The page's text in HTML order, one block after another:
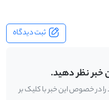
ثبت دیدگاه
خبر نظر دهید.
در خصوص این خبر با کلیک بر